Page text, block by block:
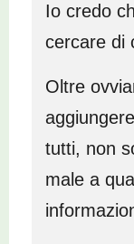
Io credo
cercare di
Oltre
tutti, non
male a